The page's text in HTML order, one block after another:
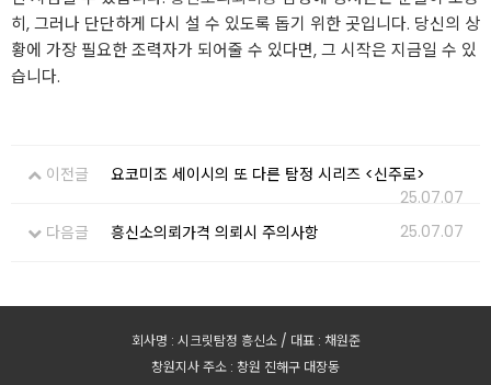
히, 그러나 단단하게 다시 설 수 있도록 돕기 위한 곳입니다. 당신의 상
황에 가장 필요한 조력자가 되어줄 수 있다면, 그 시작은 지금일 수 있
습니다.
이전글
요코미조 세이시의 또 다른 탐정 시리즈 <신주로>
25.07.07
다음글
흥신소의뢰가격 의뢰시 주의사항 25.07.07
회사명 : 시크릿탐정 흥신소 / 대표 : 채원준
창원지사 주소 : 창원 진해구 대장동